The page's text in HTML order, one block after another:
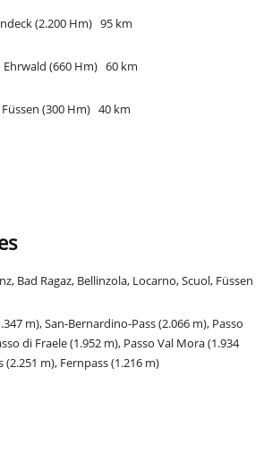
(2.200 Hm) 95 km
(660 Hm) 60 km
(300 Hm) 40 km
Bad Ragaz, Bellinzola, Locarno, Scuol, Füssen
m), San-Bernardino-Pass (2.066 m), Passo
di Fraele (1.952 m), Passo Val Mora (1.934
(2.251 m), Fernpass (1.216 m)